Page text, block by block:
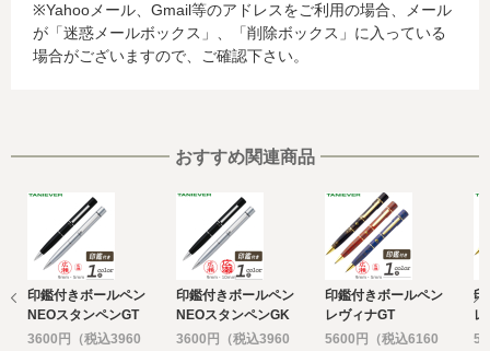
る場合があります。当社では、お客様から収集した情報か
らは、ご利用のカード発行会社及び当該会社が所在する国
を特定することができないため、以下の個人情報保護措置
・発行会社の個人情報保護の措置
なお、個人情報保護委員会のホームページ
(https://www.ppc.go.jp/)では、各国における個人情報保護
制度に関する情報について掲載されています。
お客様が未成年の場合、親権者または後見人の承諾を得た
上で、本サービスを利用するものとします。
e) 個人情報の取扱いの委託について
取得した個人情報の取扱いの全部又は、一部を委託するこ
※Yahooメール、Gmail等のアドレスをご利用の場合、メール
が「迷惑メールボックス」、「削除ボックス」に入っている
場合がございますので、ご確認下さい。
おすすめ関連商品
印鑑付きボールペン
NEOスタンペンGT
3600円（税込3960
印鑑付きボールペン
NEOスタンペンGK
3600円（税込3960
印鑑付きボールペン
レヴィナGT
5600円（税込6160